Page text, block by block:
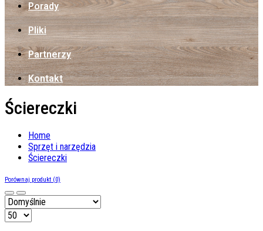
Porady
Pliki
Partnerzy
Kontakt
Ściereczki
Home
Sprzęt i narzędzia
Ściereczki
Porównaj produkt (0)